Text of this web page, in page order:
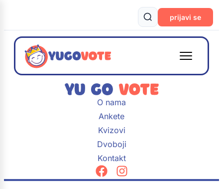
prijavi se
O nama
Ankete
Kvizovi
Dvoboji
Kontakt